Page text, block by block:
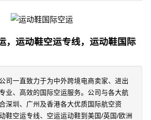
，运动鞋空运专线，运动鞋国际
司一直致力于为中外跨境电商卖家、进出
业、高效的国际空运服务。公司与各大航
深圳、广州及香港各大优质国际航空资
鞋空运专线、空运运动鞋到美国/英国/欧洲